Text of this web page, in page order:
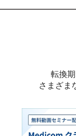
転換
さまざま